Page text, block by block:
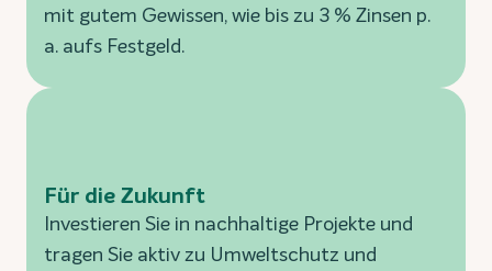
mit gutem Gewissen, wie bis zu 3 % Zinsen p.
a. aufs Festgeld.
Für die Zukunft
Investieren Sie in nachhaltige Projekte und
tragen Sie aktiv zu Umweltschutz und